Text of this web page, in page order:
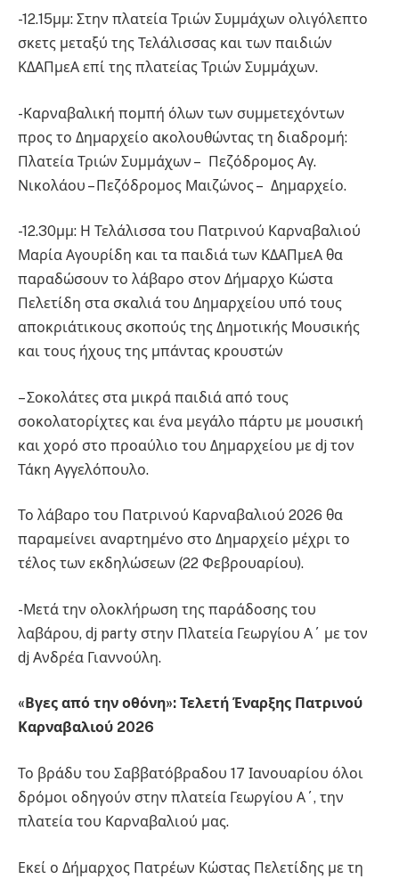
-12.15μμ: Στην πλατεία Τριών Συμμάχων ολιγόλεπτο
σκετς μεταξύ της Τελάλισσας και των παιδιών
ΚΔΑΠμεΑ επί της πλατείας Τριών Συμμάχων.
-Καρναβαλική πομπή όλων των συμμετεχόντων
προς το Δημαρχείο ακολουθώντας τη διαδρομή:
Πλατεία Τριών Συμμάχων – Πεζόδρομος Αγ.
Νικολάου – Πεζόδρομος Μαιζώνος – Δημαρχείο.
-12.30μμ: Η Τελάλισσα του Πατρινού Καρναβαλιού
Μαρία Αγουρίδη και τα παιδιά των ΚΔΑΠμεΑ θα
παραδώσουν το λάβαρο στον Δήμαρχο Κώστα
Πελετίδη στα σκαλιά του Δημαρχείου υπό τους
αποκριάτικους σκοπούς της Δημοτικής Μουσικής
και τους ήχους της μπάντας κρουστών
– Σοκολάτες στα μικρά παιδιά από τους
σοκολατορίχτες και ένα μεγάλο πάρτυ με μουσική
και χορό στο προαύλιο του Δημαρχείου με dj τον
Τάκη Αγγελόπουλο.
Το λάβαρο του Πατρινού Καρναβαλιού 2026 θα
παραμείνει αναρτημένο στο Δημαρχείο μέχρι το
τέλος των εκδηλώσεων (22 Φεβρουαρίου).
-Μετά την ολοκλήρωση της παράδοσης του
λαβάρου, dj party στην Πλατεία Γεωργίου Α΄ με τον
dj Ανδρέα Γιαννούλη.
«Βγες από την οθόνη»: Τελετή Έναρξης Πατρινού
Καρναβαλιού 2026
Το βράδυ του Σαββατόβραδου 17 Ιανουαρίου όλοι
δρόμοι οδηγούν στην πλατεία Γεωργίου Α΄, την
πλατεία του Καρναβαλιού μας.
Εκεί ο Δήμαρχος Πατρέων Κώστας Πελετίδης με τη